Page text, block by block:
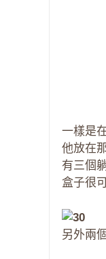
一樣是
他放在
有三個
盒子很
另外兩